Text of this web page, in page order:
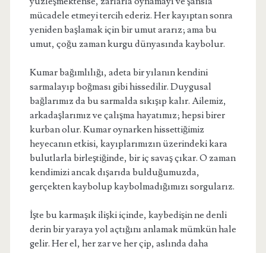
mücadele etmeyi tercih ederiz. Her kayıptan sonra
yeniden başlamak için bir umut ararız; ama bu
umut, çoğu zaman kurgu dünyasında kaybolur.
Kumar bağımlılığı, adeta bir yılanın kendini
sarmalayıp boğması gibi hissedilir. Duygusal
bağlarımız da bu sarmalda sıkışıp kalır. Ailemiz,
arkadaşlarımız ve çalışma hayatımız; hepsi birer
kurban olur. Kumar oynarken hissettiğimiz
heyecanın etkisi, kayıplarımızın üzerindeki kara
bulutlarla birleştiğinde, bir iç savaş çıkar. O zaman
kendimizi ancak dışarıda bulduğumuzda,
gerçekten kaybolup kaybolmadığımızı sorgularız.
İşte bu karmaşık ilişki içinde, kaybedişin ne denli
derin bir yaraya yol açtığını anlamak mümkün hale
gelir. Her el, her zar ve her çip, aslında daha